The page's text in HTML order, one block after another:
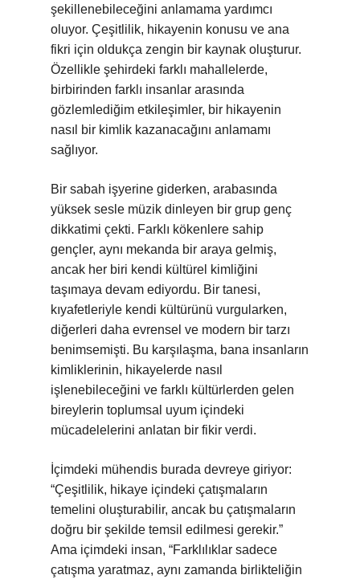
şekillenebileceğini anlamama yardımcı
oluyor. Çeşitlilik, hikayenin konusu ve ana
fikri için oldukça zengin bir kaynak oluşturur.
Özellikle şehirdeki farklı mahallelerde,
birbirinden farklı insanlar arasında
gözlemlediğim etkileşimler, bir hikayenin
nasıl bir kimlik kazanacağını anlamamı
sağlıyor.
Bir sabah işyerine giderken, arabasında
yüksek sesle müzik dinleyen bir grup genç
dikkatimi çekti. Farklı kökenlere sahip
gençler, aynı mekanda bir araya gelmiş,
ancak her biri kendi kültürel kimliğini
taşımaya devam ediyordu. Bir tanesi,
kıyafetleriyle kendi kültürünü vurgularken,
diğerleri daha evrensel ve modern bir tarzı
benimsemişti. Bu karşılaşma, bana insanların
kimliklerinin, hikayelerde nasıl
işlenebileceğini ve farklı kültürlerden gelen
bireylerin toplumsal uyum içindeki
mücadelelerini anlatan bir fikir verdi.
İçimdeki mühendis burada devreye giriyor:
“Çeşitlilik, hikaye içindeki çatışmaların
temelini oluşturabilir, ancak bu çatışmaların
doğru bir şekilde temsil edilmesi gerekir.”
Ama içimdeki insan, “Farklılıklar sadece
çatışma yaratmaz, aynı zamanda birlikteliğin